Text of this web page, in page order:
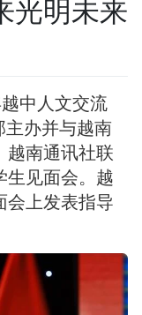
光明未来
中人文交流
主办并与越南
越南通讯社联
生见面会。越
会上发表指导